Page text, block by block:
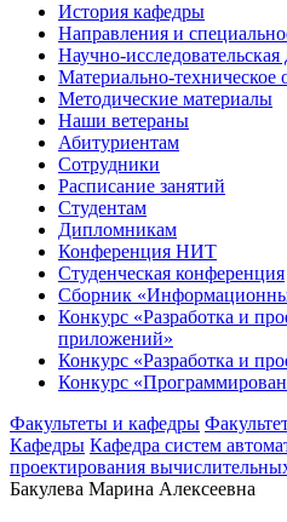
История кафедры
Направления и
Научно-исследовательская
Материально-техническое
Методические материалы
Наши ветераны
Абитуриентам
Сотрудники
Расписание занятий
Студентам
Дипломникам
Конференция НИТ
Студенческая конференция
Сборник
Конкурс «Разработка и
приложений»
Конкурс «Разработка и
Конкурс
Факультеты и кафедры
Кафедры Кафедра систем
проектирования
Бакулева Марина Алексеевна